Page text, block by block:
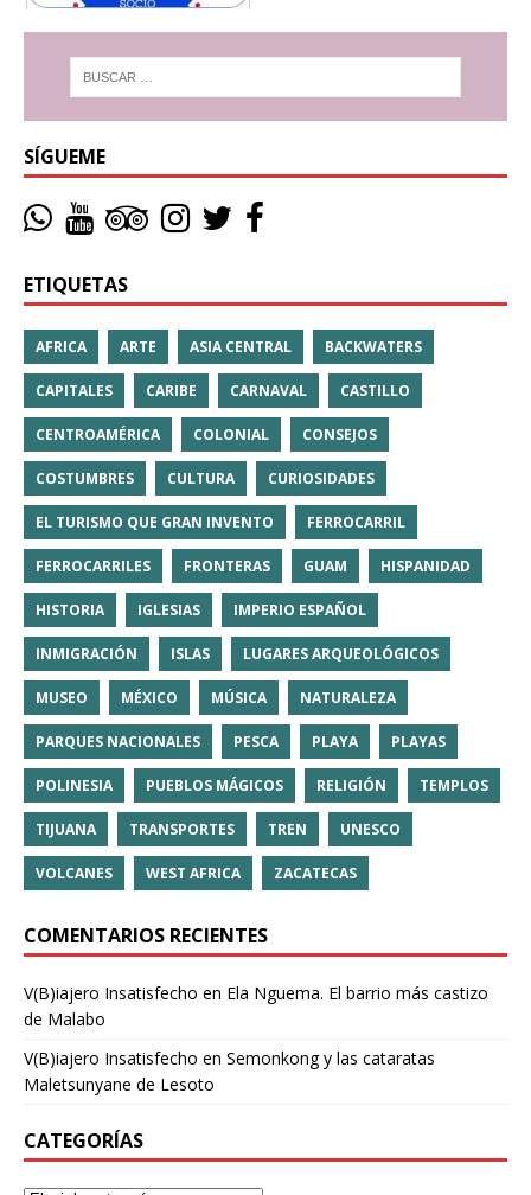
SÍGUEME
ETIQUETAS
AFRICA ARTE ASIA CENTRAL BACKWATERS
CAPITALES CARIBE CARNAVAL CASTILLO
CENTROAMÉRICA COLONIAL CONSEJOS
COSTUMBRES CULTURA CURIOSIDADES
EL TURISMO QUE GRAN INVENTO FERROCARRIL
FERROCARRILES FRONTERAS GUAM HISPANIDAD
HISTORIA IGLESIAS IMPERIO ESPAÑOL
INMIGRACIÓN ISLAS LUGARES ARQUEOLÓGICOS
MUSEO MÉXICO MÚSICA NATURALEZA
PARQUES NACIONALES PESCA PLAYA PLAYAS
POLINESIA PUEBLOS MÁGICOS RELIGIÓN TEMPLOS
TIJUANA TRANSPORTES TREN UNESCO
VOLCANES WEST AFRICA ZACATECAS
COMENTARIOS RECIENTES
V(B)iajero Insatisfecho en Ela Nguema. El barrio más castizo
de Malabo
V(B)iajero Insatisfecho en Semonkong y las cataratas
Maletsunyane de Lesoto
CATEGORÍAS